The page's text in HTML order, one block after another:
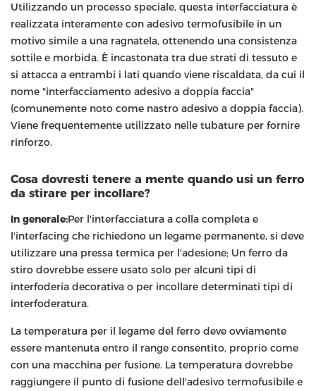
Utilizzando un processo speciale, questa interfacciatura è
realizzata interamente con adesivo termofusibile in un
motivo simile a una ragnatela, ottenendo una consistenza
sottile e morbida. È incastonata tra due strati di tessuto e
si attacca a entrambi i lati quando viene riscaldata, da cui il
nome "interfacciamento adesivo a doppia faccia"
(comunemente noto come nastro adesivo a doppia faccia).
Viene frequentemente utilizzato nelle tubature per fornire
rinforzo.
Cosa dovresti tenere a mente quando usi un ferro
da stirare per incollare?
In generale:Per l'interfacciatura a colla completa e
l'interfacing che richiedono un legame permanente, si deve
utilizzare una pressa termica per l'adesione; Un ferro da
stiro dovrebbe essere usato solo per alcuni tipi di
interfoderia decorativa o per incollare determinati tipi di
interfoderatura.
La temperatura per il legame del ferro deve ovviamente
essere mantenuta entro il range consentito, proprio come
con una macchina per fusione. La temperatura dovrebbe
raggiungere il punto di fusione dell'adesivo termofusibile e